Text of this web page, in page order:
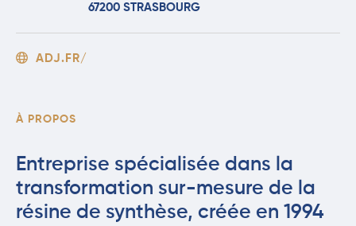
67200 STRASBOURG
ADJ.FR/
À PROPOS
Entreprise spécialisée dans la
transformation sur-mesure de la
résine de synthèse, créée en 1994